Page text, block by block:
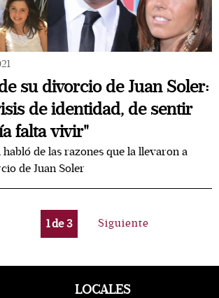
su divorcio de Juan Soler:
de identidad, de sentir
falta vivir"
de las razones que la llevaron a
de Juan Soler
1de3 Siguiente
LOCALES